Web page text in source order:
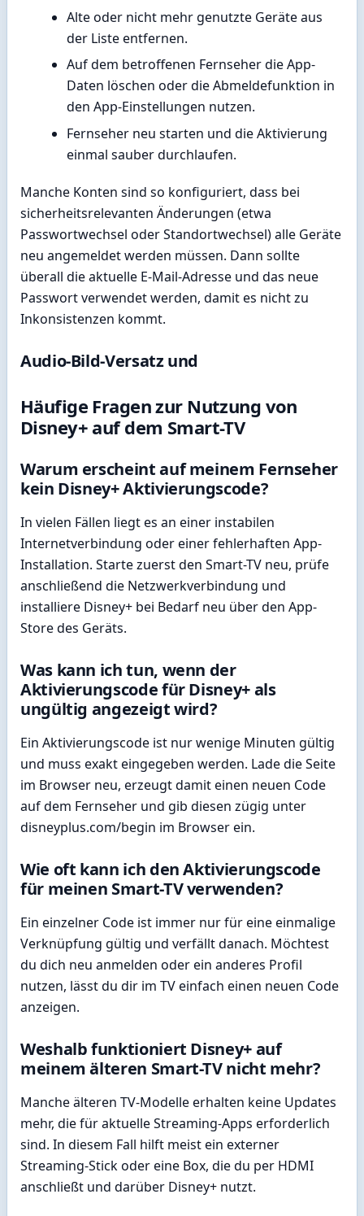
Alte oder nicht mehr genutzte Geräte aus
der Liste entfernen.
Auf dem betroffenen Fernseher die App-
Daten löschen oder die Abmeldefunktion in
den App-Einstellungen nutzen.
Fernseher neu starten und die Aktivierung
einmal sauber durchlaufen.
Manche Konten sind so konfiguriert, dass bei
sicherheitsrelevanten Änderungen (etwa
Passwortwechsel oder Standortwechsel) alle Geräte
neu angemeldet werden müssen. Dann sollte
überall die aktuelle E-Mail-Adresse und das neue
Passwort verwendet werden, damit es nicht zu
Inkonsistenzen kommt.
Audio-Bild-Versatz und
Häufige Fragen zur Nutzung von
Disney+ auf dem Smart-TV
Warum erscheint auf meinem Fernseher
kein Disney+ Aktivierungscode?
In vielen Fällen liegt es an einer instabilen
Internetverbindung oder einer fehlerhaften App-
Installation. Starte zuerst den Smart-TV neu, prüfe
anschließend die Netzwerkverbindung und
installiere Disney+ bei Bedarf neu über den App-
Store des Geräts.
Was kann ich tun, wenn der
Aktivierungscode für Disney+ als
ungültig angezeigt wird?
Ein Aktivierungscode ist nur wenige Minuten gültig
und muss exakt eingegeben werden. Lade die Seite
im Browser neu, erzeugt damit einen neuen Code
auf dem Fernseher und gib diesen zügig unter
disneyplus.com/begin im Browser ein.
Wie oft kann ich den Aktivierungscode
für meinen Smart-TV verwenden?
Ein einzelner Code ist immer nur für eine einmalige
Verknüpfung gültig und verfällt danach. Möchtest
du dich neu anmelden oder ein anderes Profil
nutzen, lässt du dir im TV einfach einen neuen Code
anzeigen.
Weshalb funktioniert Disney+ auf
meinem älteren Smart-TV nicht mehr?
Manche älteren TV-Modelle erhalten keine Updates
mehr, die für aktuelle Streaming-Apps erforderlich
sind. In diesem Fall hilft meist ein externer
Streaming-Stick oder eine Box, die du per HDMI
anschließt und darüber Disney+ nutzt.